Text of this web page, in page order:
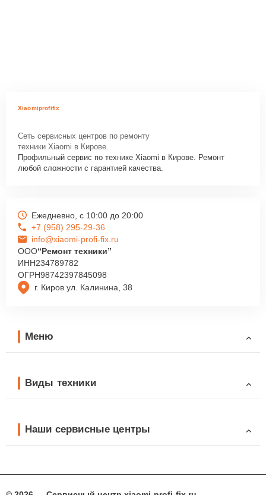
Xiaomiprofifix
Сеть сервисных центров по ремонту
техники Xiaomi в Кирове.
Профильный сервис по технике Xiaomi в Кирове. Ремонт
любой сложности с гарантией качества.
г. Киров ул. Калинина, 38
Ежедневно, с 10:00 до 20:00
+7 (958) 295-29-36
info@xiaomi-profi-fix.ru
ООО“Ремонт техники”
ИНН234789782
ОГРН98742397845098
Меню
Виды техники
Наши сервисные центры